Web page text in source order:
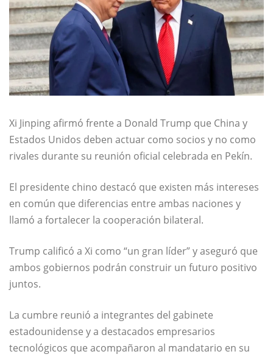
Xi Jinping afirmó frente a Donald Trump que China y
Estados Unidos deben actuar como socios y no como
rivales durante su reunión oficial celebrada en Pekín.
El presidente chino destacó que existen más intereses
en común que diferencias entre ambas naciones y
llamó a fortalecer la cooperación bilateral.
Trump calificó a Xi como “un gran líder” y aseguró que
ambos gobiernos podrán construir un futuro positivo
juntos.
La cumbre reunió a integrantes del gabinete
estadounidense y a destacados empresarios
tecnológicos que acompañaron al mandatario en su